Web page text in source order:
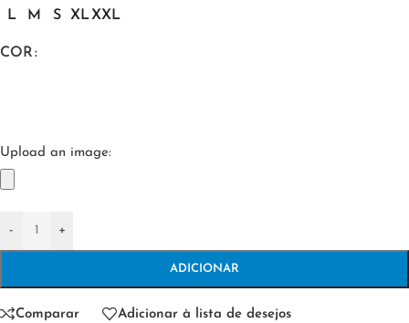
L
M S XLXXL
COR
Upload an image:
- +
ADICIONAR
Comparar Adicionar à lista de desejos